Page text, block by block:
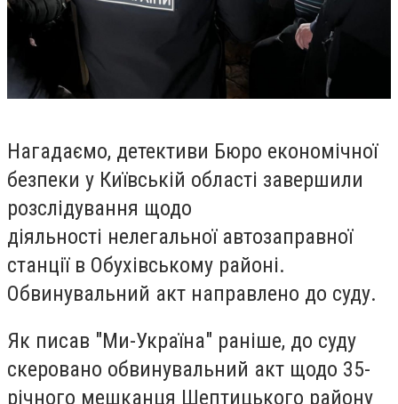
Нагадаємо, детективи Бюро економічної
безпеки у Київській області завершили
розслідування щодо
діяльності нелегальної автозаправної
станції в Обухівському районі.
Обвинувальний акт направлено до суду.
Як писав "Ми-Україна" раніше, до суду
скеровано обвинувальний акт щодо 35-
річного мешканця Шептицького району